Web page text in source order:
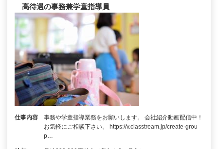
高待遇の事務兼学童指導員
仕事内容
事務や学童指導業務をお願いします。 会社紹介動画配信中！
お気軽にご相談下さい。 https://v.classtream.jp/create-grou
p…